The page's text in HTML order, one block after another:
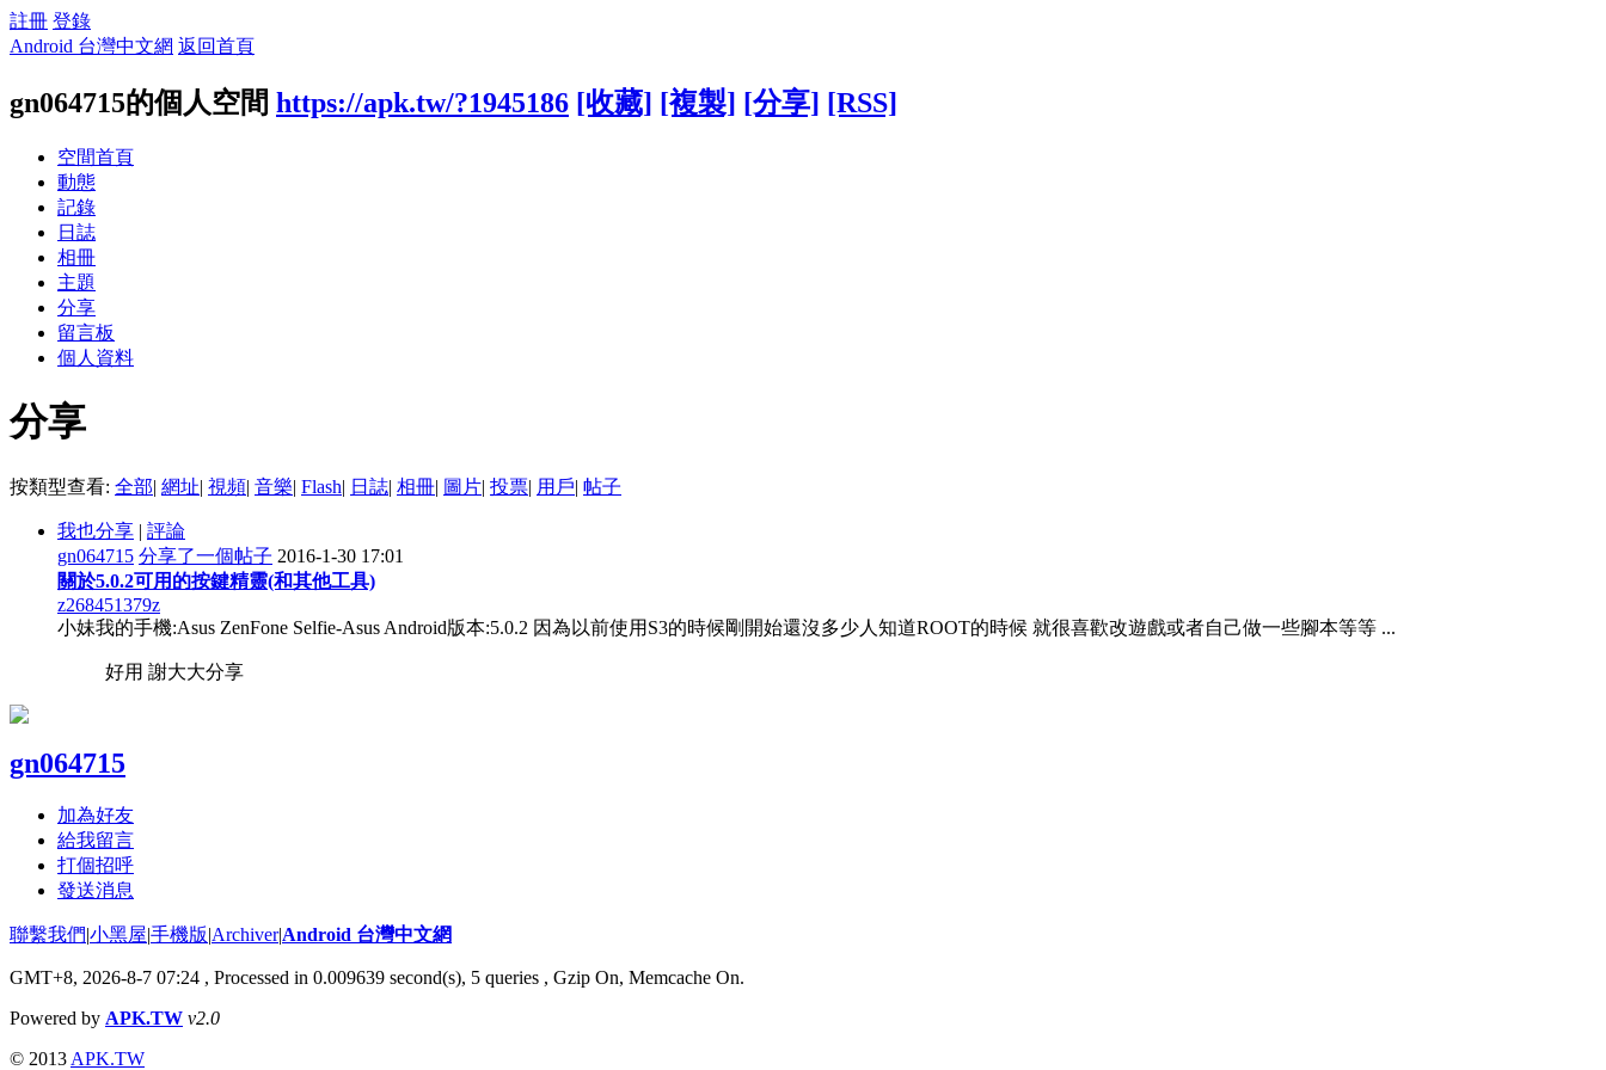
註冊 登錄
Android 台灣中文網 返回首頁
gn064715的個人空間 https://apk.tw/?1945186 [收藏] [複製] [分享] [RSS]
空間首頁
動態
記錄
日誌
相冊
主題
分享
留言板
個人資料
分享
按類型查看: 全部| 網址| 視頻| 音樂| Flash| 日誌| 相冊| 圖片| 投票| 用戶| 帖子
我也分享 | 評論
gn064715 分享了一個帖子 2016-1-30 17:01
關於5.0.2可用的按鍵精靈(和其他工具)
z268451379z
小妹我的手機:Asus ZenFone Selfie-Asus Android版本:5.0.2 因為以前使用S3的時候剛開始還沒多少人知道ROOT的時候 就很喜歡改遊戲或者自己做一些腳本等等 ...
好用 謝大大分享
gn064715
加為好友
給我留言
打個招呼
發送消息
聯繫我們|小黑屋|手機版|Archiver|Android 台灣中文網
GMT+8, 2026-8-7 07:24 , Processed in 0.009639 second(s), 5 queries , Gzip On, Memcache On.
Powered by APK.TW v2.0
© 2013 APK.TW